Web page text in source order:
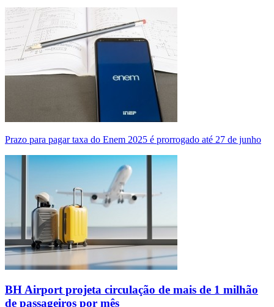
Prazo para pagar taxa do Enem 2025 é prorrogado até 27 de junho
BH Airport projeta circulação de mais de 1 milhão
de passageiros por mês